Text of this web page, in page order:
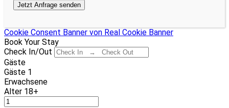
Cookie Consent Banner von Real Cookie Banner
Book Your Stay
Check In/Out
Gäste
Gäste 1
Erwachsene
Alter 18+